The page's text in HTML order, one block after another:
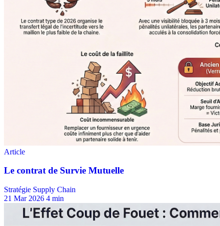
Stratégie Supply Chain
21 Mar 2026 4 min